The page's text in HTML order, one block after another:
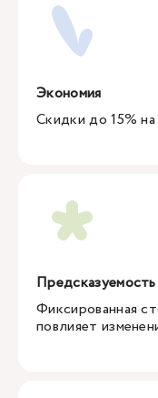
Экономия
Скидки до 15% на
Предсказуемость
Фиксированная
повлияет